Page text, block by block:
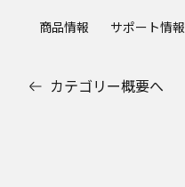
商品情報 サポート情報
カテゴリー概要へ